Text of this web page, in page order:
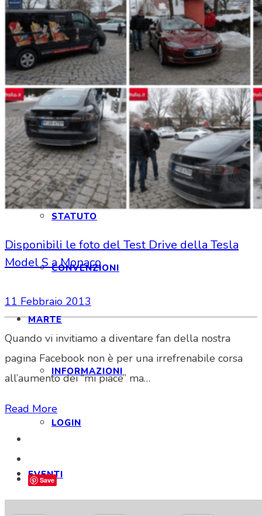
RASSEGNA STAMPA
NOTE LEGALI
ISCRIZIONE
ISCRIZIONE E FAQ
STATUTO
CONVENZIONI
MARTE
INFORMAZIONI
LOGIN
EVENTI
Disponibili le foto del Test Drive della Tesla
Model S a Monaco
11 Febbraio 2013
Quando vi invitiamo a diventare fan della nostra
pagina Facebook non è per una irrefrenabile corsa
all’aumento dei “mi piace” ma…
Read More
Save